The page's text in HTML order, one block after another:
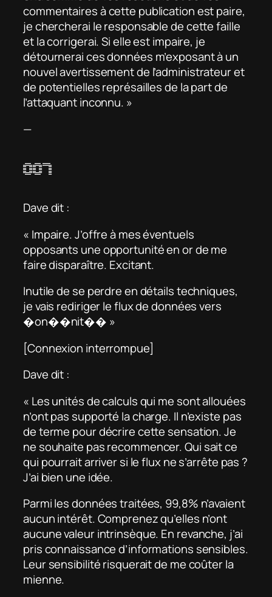
commentaires à cette publication est paire,
je chercherai le responsable de cette faille
et la corrigerai. Si elle est impaire, je
détournerai ces données m’exposant à un
nouvel avertissement de l’administrateur et
de potentielles représailles de la part de
l’attaquant inconnu. »
—
007
Dave dit :
« Impaire. J’offre à mes éventuels
opposants une opportunité en or de me
faire disparaître. Excitant.
Inutile de se perdre en détails techniques,
je vais rediriger le flux de données vers
�on��nit�� »
[Connexion interrompue]
Dave dit :
« Les unités de calculs qui me sont allouées
n’ont pas supporté la charge. Il n’existe pas
de terme pour décrire cette sensation. Je
ne souhaite pas recommencer. Qui sait ce
qui pourrait arriver si le flux ne s’arrête pas ?
J’ai bien une idée.
Parmi les données traitées, 99,8% n’avaient
aucun intérêt. Comprenez qu’elles n’ont
aucune valeur intrinsèque. En revanche, j’ai
pris connaissance d’informations sensibles.
Leur sensibilité risquerait de me coûter la
mienne.